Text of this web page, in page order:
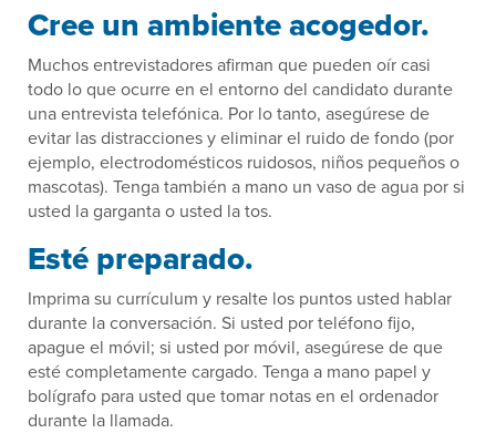
Cree un ambiente acogedor.
Muchos entrevistadores afirman que pueden oír casi
todo lo que ocurre en el entorno del candidato durante
una entrevista telefónica. Por lo tanto, asegúrese de
evitar las distracciones y eliminar el ruido de fondo (por
ejemplo, electrodomésticos ruidosos, niños pequeños o
mascotas). Tenga también a mano un vaso de agua por si
usted la garganta o usted la tos.
Esté preparado.
Imprima su currículum y resalte los puntos usted hablar
durante la conversación. Si usted por teléfono fijo,
apague el móvil; si usted por móvil, asegúrese de que
esté completamente cargado. Tenga a mano papel y
bolígrafo para usted que tomar notas en el ordenador
durante la llamada.